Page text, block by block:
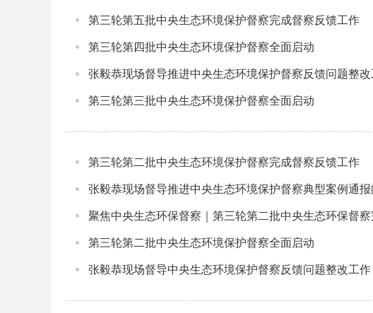
第三轮第五批中央生态环境保护督察完成督察反馈工作
第三轮第四批中央生态环境保护督察全面启动
张毅恭现场督导推进中央生态环境保护督察反馈问题整
第三轮第三批中央生态环境保护督察全面启动
第三轮第二批中央生态环境保护督察完成督察反馈工作
张毅恭现场督导推进中央生态环境保护督察典型案例通
聚焦中央生态环保督察｜第三轮第二批中央生态环保督
第三轮第二批中央生态环境保护督察全面启动
张毅恭现场督导中央生态环境保护督察反馈问题整改工作